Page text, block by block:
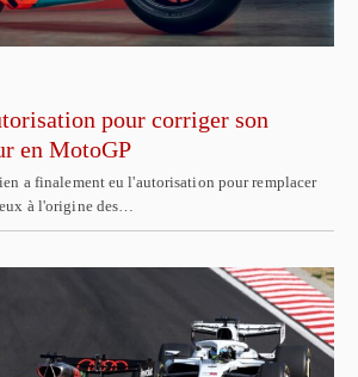
pour corriger son
en MotoGP
a finalement eu l'autorisation pour remplacer
à l'origine des…